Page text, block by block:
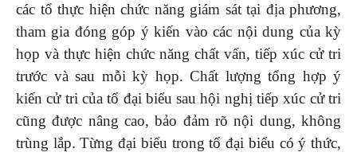
các tổ thực hiện chức năng giám sát tại địa phương,
tham gia đóng góp ý kiến vào các nội dung của kỳ
họp và thực hiện chức năng chất vấn, tiếp xúc cử tri
trước và sau mỗi kỳ họp. Chất lượng tổng hợp ý
kiến cử tri của tổ đại biểu sau hội nghị tiếp xúc cử tri
cũng được nâng cao, bảo đảm rõ nội dung, không
trùng lắp. Từng đại biểu trong tổ đại biểu có ý thức,